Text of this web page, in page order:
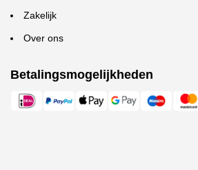
Zakelijk
Over ons
Betalingsmogelijkheden